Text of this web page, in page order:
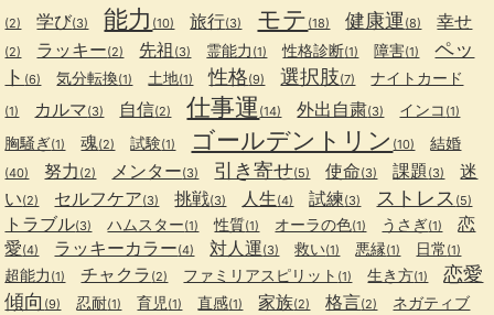
(2) 学び(3) 能力 (10) 旅行(3) モテ (18) 健康運(8) 幸せ
(2) ラッキー(2) 先祖 (3) 霊能力 (1) 性格診断(1) 障害(1)
ペッ
ト (6) 気分転換(1) 土地(1) 性格(9) 選択肢(7) ナイトカード
(1) カルマ(3) 自信(2) 仕事運 (14) 外出自粛(3) インコ (1)
胸騒ぎ(1) 魂(2) 試験(1) ゴールデントリン (10) 結婚
(40) 努力 (2) メンター(3) 引き寄せ(5) 使命(3) 課題 (3)
迷
い(2) セルフケア(3) 挑戦(3) 人生(4) 試練(3) ストレス (5)
トラブル(3) ハムスター(1) 性質(1) オーラの色(1) うさぎ(1)
恋
愛(4) ラッキーカラー(4) 対人運(3) 救い(1) 悪縁(1) 日常 (1)
超能力 (1) チャクラ (2) ファミリアスピリット (1) 生き方(1)
恋愛
傾向 (9) 忍耐(1) 育児 (1) 直感(1) 家族(2) 格言(2) ネガティブ